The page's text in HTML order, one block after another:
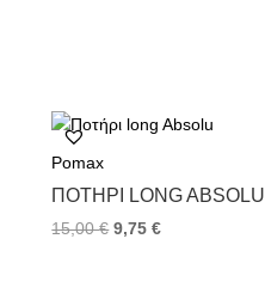
Pomax
ΠΟΤΉΡΙ LONG ABSOLU
15,00€ 9,75€